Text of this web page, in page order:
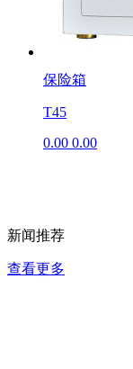
保险箱
T45
0.00 0.00
新闻推荐
查看更多